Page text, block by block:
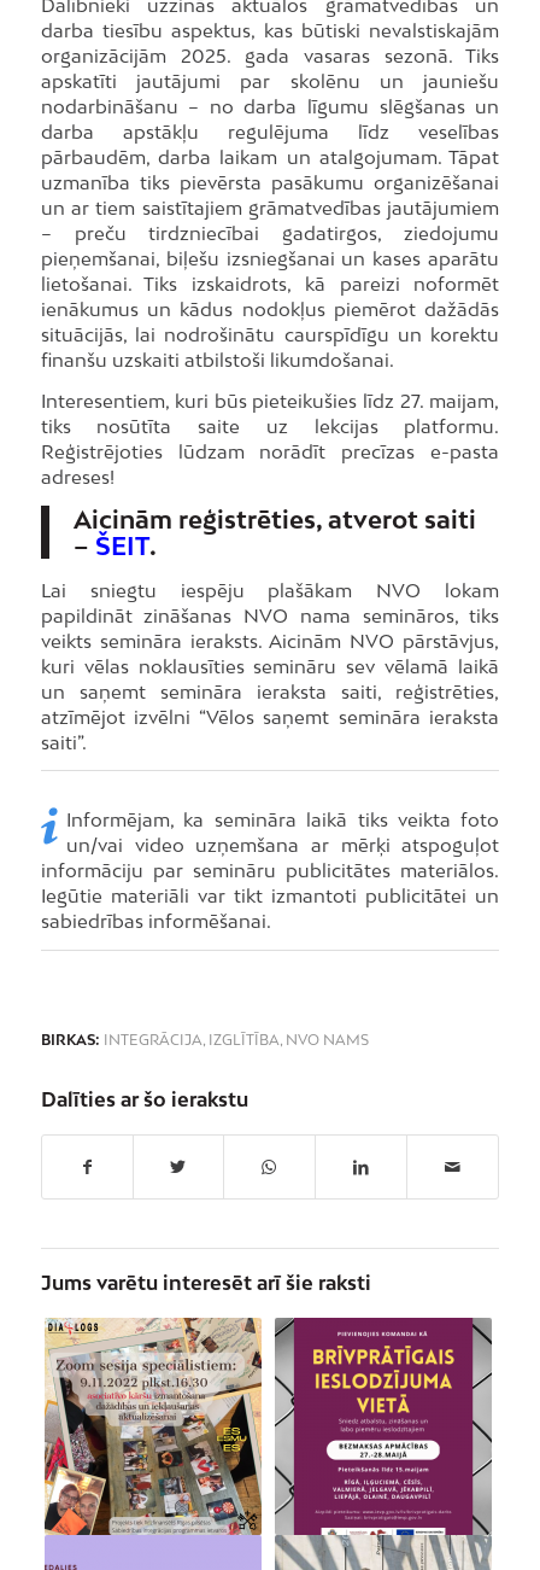
Dalībnieki uzzinās aktuālos grāmatvedības un
darba tiesību aspektus, kas būtiski nevalstiskajām
organizācijām 2025. gada vasaras sezonā. Tiks
apskatīti jautājumi par skolēnu un jauniešu
nodarbināšanu – no darba līgumu slēgšanas un
darba apstākļu regulējuma līdz veselības
pārbaudēm, darba laikam un atalgojumam. Tāpat
uzmanība tiks pievērsta pasākumu organizēšanai
un ar tiem saistītajiem grāmatvedības jautājumiem
– preču tirdzniecībai gadatirgos, ziedojumu
pieņemšanai, biļešu izsniegšanai un kases aparātu
lietošanai. Tiks izskaidrots, kā pareizi noformēt
ienākumus un kādus nodokļus piemērot dažādās
situācijās, lai nodrošinātu caurspīdīgu un korektu
finanšu uzskaiti atbilstoši likumdošanai.
Interesentiem, kuri būs pieteikušies līdz 27. maijam,
tiks nosūtīta saite uz lekcijas platformu.
Reģistrējoties lūdzam norādīt precīzas e-pasta
adreses!
Aicinām reģistrēties, atverot saiti
– ŠEIT.
Lai sniegtu iespēju plašākam NVO lokam
papildināt zināšanas NVO nama semināros, tiks
veikts semināra ieraksts. Aicinām NVO pārstāvjus,
kuri vēlas noklausīties semināru sev vēlamā laikā
un saņemt semināra ieraksta saiti, reģistrēties,
atzīmējot izvēlni “Vēlos saņemt semināra ieraksta
saiti”.
Informējam, ka semināra laikā tiks veikta foto
un/vai video uzņemšana ar mērķi atspoguļot
informāciju par semināru publicitātes materiālos.
Iegūtie materiāli var tikt izmantoti publicitātei un
sabiedrības informēšanai.
BIRKAS: INTEGRĀCIJA, IZGLĪTĪBA, NVO NAMS
Dalīties ar šo ierakstu
Jums varētu interesēt arī šie raksti